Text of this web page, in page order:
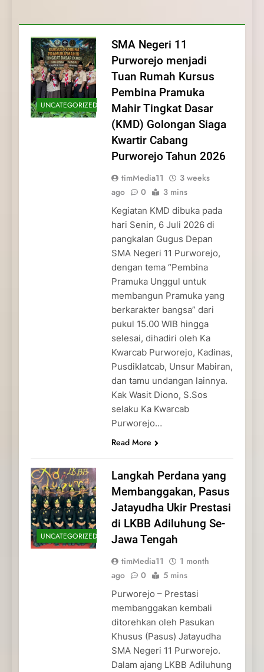
dan Pengabdian Generasi
Pramuka
Pramuka
Kepedulian
UNCATEGORIZED
SMA Negeri 11
Purworejo menjadi
Tuan Rumah Kursus
Pembina Pramuka
Mahir Tingkat Dasar
(KMD) Golongan Siaga
Kwartir Cabang
Purworejo Tahun 2026
timMedia11
3 weeks
ago
0 3 mins
Kegiatan KMD dibuka pada
hari Senin, 6 Juli 2026 di
pangkalan Gugus Depan
SMA Negeri 11 Purworejo,
dengan tema “Pembina
Pramuka Unggul untuk
membangun Pramuka yang
berkarakter bangsa” dari
pukul 15.00 WIB hingga
selesai, dihadiri oleh Ka
Kwarcab Purworejo, Kadinas,
Pusdiklatcab, Unsur Mabiran,
dan tamu undangan lainnya.
Kak Wasit Diono, S.Sos
selaku Ka Kwarcab
Purworejo…
Read More
UNCATEGORIZED
Langkah Perdana yang
Membanggakan, Pasus
Jatayudha Ukir Prestasi
di LKBB Adiluhung Se-
Jawa Tengah
timMedia11
1 month
ago
0 5 mins
Purworejo – Prestasi
membanggakan kembali
ditorehkan oleh Pasukan
Khusus (Pasus) Jatayudha
SMA Negeri 11 Purworejo.
Dalam ajang LKBB Adiluhung